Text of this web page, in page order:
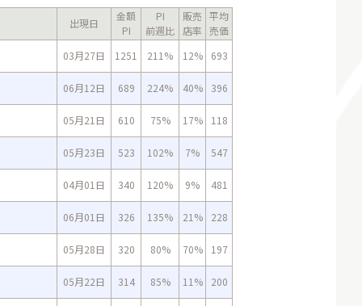
出現日
金額
PI
PI
前週比
販売
店率
平均
売価
03月27日
1251 211% 12% 693
06月12日 689 224% 40% 396
05月21日 610 75% 17% 118
05月23日 523 102% 7% 547
04月01日 340 120% 9% 481
06月01日 326 135% 21% 228
05月28日 320 80% 70% 197
05月22日 314 85% 11% 200